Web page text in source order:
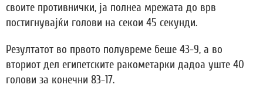
своите противнички, ја полнеа мрежата до врв
постигнувајќи голови на секои 45 секунди.
Резултатот во првото полувреме беше 43-9, а во
вториот дел египетските ракометарки дадоа уште 40
голови за конечни 83-17.